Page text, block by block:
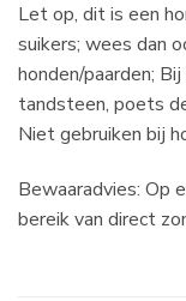
Let op, dit is een
suikers; wees dan
honden/paarden;
tandsteen, poets
Niet gebruiken bij
Bewaaradvies: Op
bereik van direct